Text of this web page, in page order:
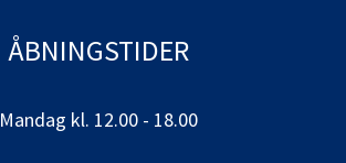
ÅBNINGSTIDER
Mandag kl. 12.00 - 18.00